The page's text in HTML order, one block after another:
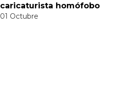
caricaturista homófobo
01 Octubre